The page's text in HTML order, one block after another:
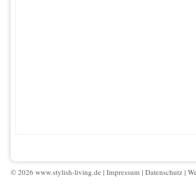
© 2026 www.stylish-living.de | Impressum | Datenschutz |